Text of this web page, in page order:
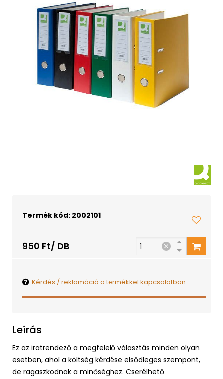
Termék kód: 2002101
950 Ft/ DB
Kérdés / reklamáció a termékkel kapcsolatban
Leírás
Ez az iratrendező a megfelelő választás minden olyan
esetben, ahol a költség kérdése elsődleges szempont,
de ragaszkodnak a minőséghez. Cserélhető